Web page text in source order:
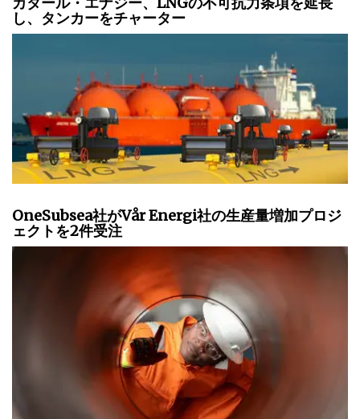
し、タンカーをチャーター
OneSubsea社がVår Energi社の生産量増加プロジ
ェクトを2件受注